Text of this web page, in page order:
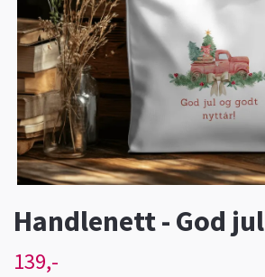
Handlenett - God jul
139,-